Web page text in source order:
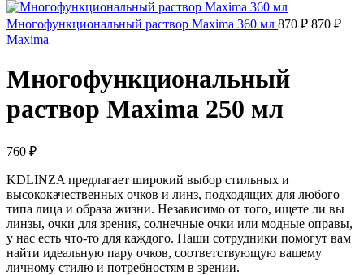
Многофункциональный раствор Maxima 360 мл 870 ₽ 870 ₽
Maxima
Многофункциональный
раствор Maxima 250 мл
760 ₽
KDLINZA предлагает широкий выбор стильных и
высококачественных очков и линз, подходящих для любого
типа лица и образа жизни. Независимо от того, ищете ли вы
линзы, очки для зрения, солнечные очки или модные оправы,
у нас есть что-то для каждого. Наши сотрудники помогут вам
найти идеальную пару очков, соответствующую вашему
личному стилю и потребностям в зрении.